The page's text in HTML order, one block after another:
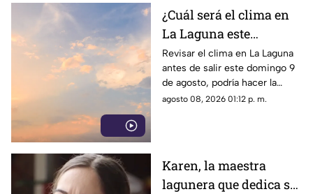
¿Cuál será el clima en
La Laguna este
domingo 9 de agosto
2026?
Revisar el clima en La Laguna
antes de salir este domingo 9
de agosto, podría hacer la
diferencia entre un día
agosto 08, 2026 01:12 p. m.
Karen, la maestra
lagunera que dedica su